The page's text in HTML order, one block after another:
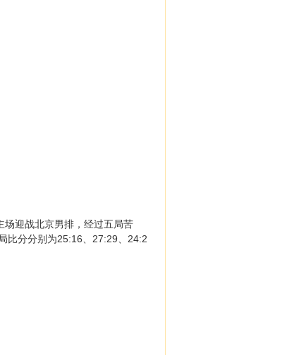
迎战北京男排，经过五局苦
比分分别为25:16、27:29、24:2